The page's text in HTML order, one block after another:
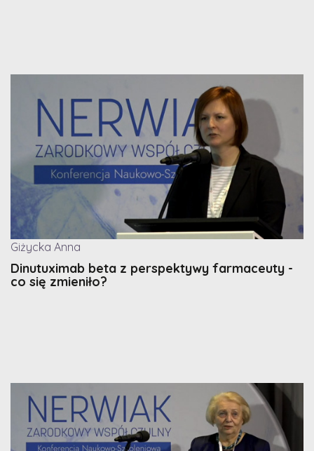
Giżycka Anna
Dinutuximab beta z perspektywy farmaceuty -
co się zmieniło?